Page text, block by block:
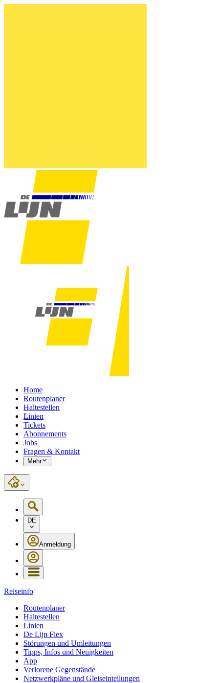
Home
Routenplaner
Haltestellen
Linien
Tickets
Abonnements
Jobs
Fragen & Kontakt
Mehr
DE
Anmeldung
Reiseinfo
Routenplaner
Haltestellen
Linien
De Lijn Flex
Störungen und Umleitungen
Tipps, Infos und Neuigkeiten
App
Verlorene Gegenstände
Netzwerkpläne und Gleiseinteilungen